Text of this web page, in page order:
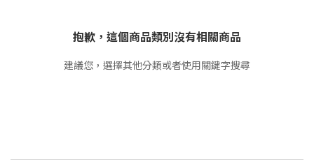
抱歉，這個商品類別沒有相關商品
建議您，選擇其他分類或者使用關鍵字搜尋